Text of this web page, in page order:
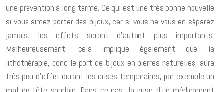
une prévention à long terme. Ce qui est une très bonne nouvelle
si vous aimez porter des bijoux, car si vous ne vous en séparez
jamais, les effets seront d’autant plus importants.
Malheureusement, cela implique également que la
lithothérapie, donc le port de bijoux en pierres naturelles, aura
très peu d’effet durant les crises temporaires, par exemple un
mal de tête soudain. Dans ce cas, la prise d’un médicament